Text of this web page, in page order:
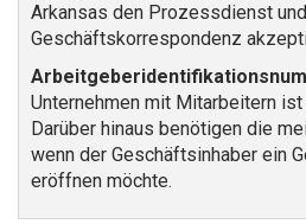
Arkansas den Prozessdienst
Geschäftskorrespondenz
Unternehmen mit Mitarbeitern
Darüber hinaus benötigen die
wenn der Geschäftsinhaber ein
eröffnen möchte.